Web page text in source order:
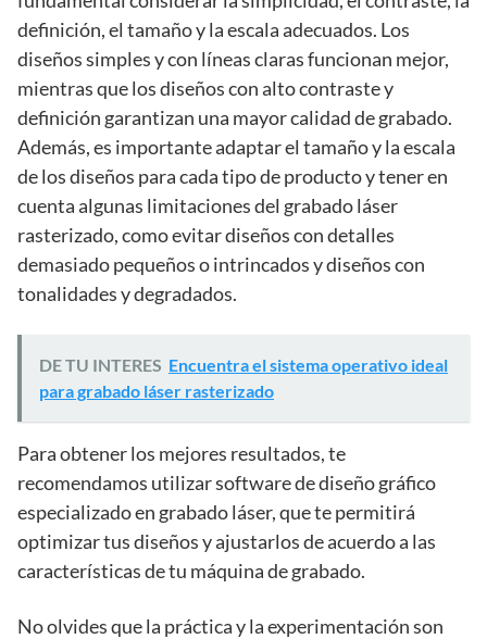
definición, el tamaño y la escala adecuados. Los
diseños simples y con líneas claras funcionan mejor,
mientras que los diseños con alto contraste y
definición garantizan una mayor calidad de grabado.
Además, es importante adaptar el tamaño y la escala
de los diseños para cada tipo de producto y tener en
cuenta algunas limitaciones del grabado láser
rasterizado, como evitar diseños con detalles
demasiado pequeños o intrincados y diseños con
tonalidades y degradados.
DE TU INTERES Encuentra el sistema operativo ideal
para grabado láser rasterizado
Para obtener los mejores resultados, te
recomendamos utilizar software de diseño gráfico
especializado en grabado láser, que te permitirá
optimizar tus diseños y ajustarlos de acuerdo a las
características de tu máquina de grabado.
No olvides que la práctica y la experimentación son